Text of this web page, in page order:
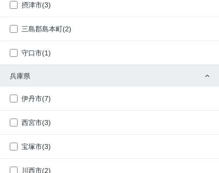
摂津市(3)
三島郡島本町(2)
守口市(1)
兵庫県
伊丹市(7)
西宮市(3)
宝塚市(3)
川西市(2)